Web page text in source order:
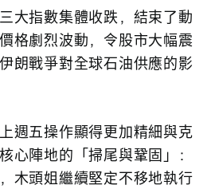
大指數集體收跌，結束了動
格劇烈波動，令股市大幅震
朗戰爭對全球石油供應的影
週五操作顯得更加精細與克
心陣地的「掃尾與鞏固」：
木頭姐繼續堅定不移地執行